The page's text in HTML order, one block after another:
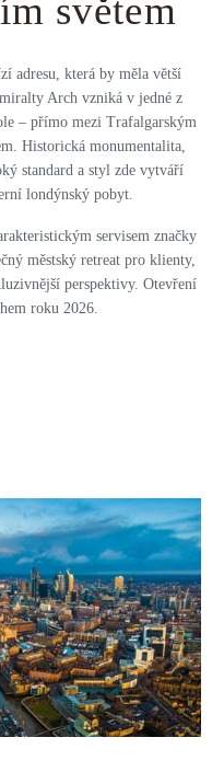
světem
adresu, která by měla větší
Arch vzniká v jedné z
– přímo mezi Trafalgarským
Historická monumentalita,
standard a styl zde vytváří
londýnský pobyt.
servisem značky
městský retreat pro klienty,
perspektivy. Otevření
roku 2026.